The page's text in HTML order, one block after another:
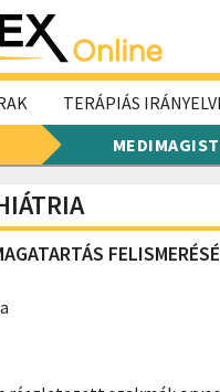
TERÁPIÁS